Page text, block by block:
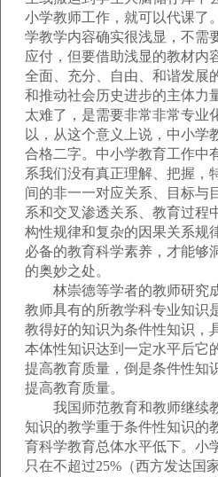
小学教师工作，就可以代课了
学教学内容确实很浅显，不需
应付，但要借助浅显的教材内
全面、充分、自由、和谐发展
和推动社会历史进步的主体力
太难了，是需要非常非常专业
以，从这个意义上说，中小学
合格二字。中小学教育工作中
系我们没有真正理解、把握，
间的非一一对应关系、目标与
系和交叉渗透关系、教育过程
构性规律和复杂的因果关系规
必备的教育科学素养，才能够
的奥妙之处。
林崇德等学者的教师研究成
教师具有的所教学科专业知识
教得好的知识为条件性知识，
本体性知识达到一定水平后它
提高教育质量，倒是条件性知
提高教育质量。
我国师范教育和教师继续
知识的教学重于条件性知识的
育科学教育总体水平低下。小
只在不超过25%（西方发达国